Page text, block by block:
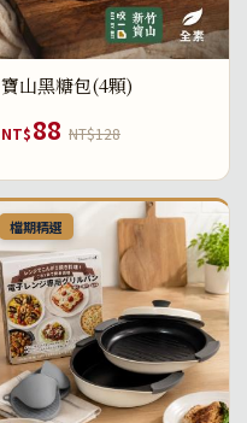
寶山黑糖包(4顆)
NT$88 NT$128
檔期精選